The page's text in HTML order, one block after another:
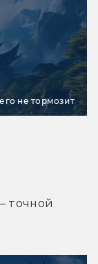
не тормозит
точной